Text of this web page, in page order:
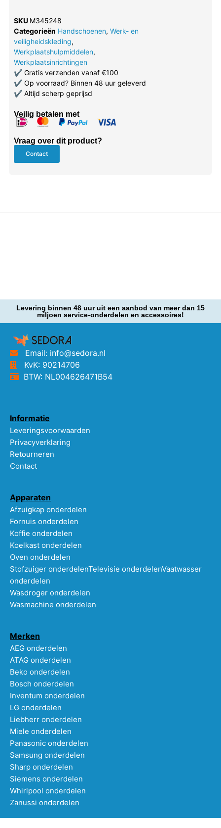
SKU M345248
Categorieën Handschoenen, Werk- en
veiligheidskleding,
Werkplaatshulpmiddelen,
Werkplaatsinrichtingen
✔Gratis verzenden vanaf €100
✔Op voorraad? Binnen 48 uur geleverd
✔Altijd scherp geprijsd
Veilig betalen met
Vraag over dit product?
Contact
Levering binnen 48 uur uit een aanbod van meer dan 15
miljoen service-onderdelen en accessoires!
Email: info@sedora.nl
KvK: 90214706
BTW: NL004626471B54
Informatie
Leveringsvoorwaarden
Privacyverklaring
Retourneren
Contact
Apparaten
Afzuigkap onderdelen
Fornuis onderdelen
Koffie onderdelen
Koelkast onderdelen
Oven onderdelen
Stofzuiger onderdelenTelevisie onderdelenVaatwasser
onderdelen
Wasdroger onderdelen
Wasmachine onderdelen
Merken
AEG onderdelen
ATAG onderdelen
Beko onderdelen
Bosch onderdelen
Inventum onderdelen
LG onderdelen
Liebherr onderdelen
Miele onderdelen
Panasonic onderdelen
Samsung onderdelen
Sharp onderdelen
Siemens onderdelen
Whirlpool onderdelen
Zanussi onderdelen